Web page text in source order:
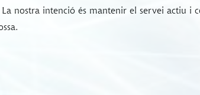
nostra intenció és mantenir el servei actiu